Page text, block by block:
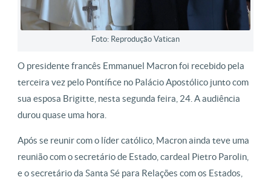
Foto: Reprodução Vatican
O presidente francês Emmanuel Macron foi recebido pela
terceira vez pelo Pontífice no Palácio Apostólico junto com
sua esposa Brigitte, nesta segunda feira, 24. A audiência
durou quase uma hora.
Após se reunir com o líder católico, Macron ainda teve uma
reunião com o secretário de Estado, cardeal Pietro Parolin,
e o secretário da Santa Sé para Relações com os Estados,